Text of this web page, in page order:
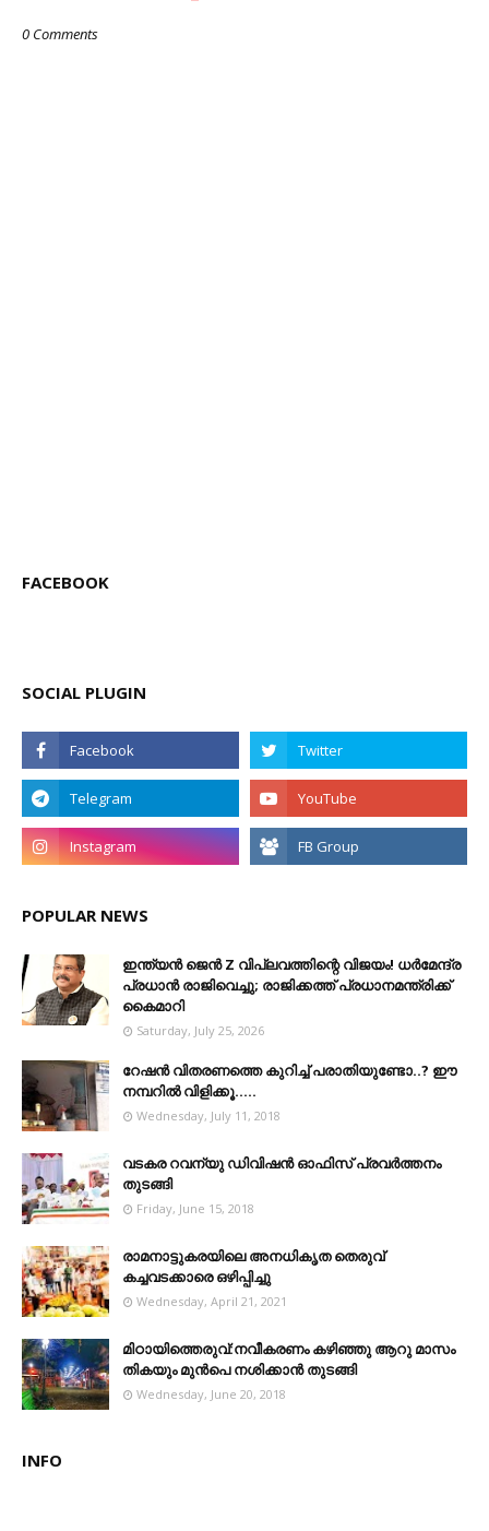
0 Comments
FACEBOOK
SOCIAL PLUGIN
POPULAR NEWS
ഇന്ത്യൻ ജെൻ Z വിപ്ലവത്തിന്റെ വിജയം! ധർമേന്ദ്ര
പ്രധാൻ രാജിവെച്ചു; രാജിക്കത്ത് പ്രധാനമന്ത്രിക്ക്
കൈമാറി
Saturday, July 25, 2026
റേഷൻ വിതരണത്തെ കുറിച്ച് പരാതിയുണ്ടോ..? ഈ
നമ്പറില്‍ വിളിക്കൂ.....
Wednesday, July 11, 2018
വടകര റവന്യു ഡിവിഷൻ ഓഫിസ് പ്രവർത്തനം
തുടങ്ങി
Friday, June 15, 2018
രാമനാട്ടുകരയിലെ അനധികൃത തെരുവ്
കച്ചവടക്കാരെ ഒഴിപ്പിച്ചു
Wednesday, April 21, 2021
മിഠായിത്തെരുവ്:നവീകരണം കഴിഞ്ഞു ആറു മാസം
തികയും മുൻപെ നശിക്കാൻ തുടങ്ങി
Wednesday, June 20, 2018
INFO